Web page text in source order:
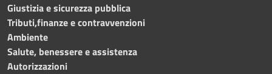
Giustizia e sicurezza pubblica
Tributi,finanze e contravvenzioni
Ambiente
Salute, benessere e assistenza
Autorizzazioni